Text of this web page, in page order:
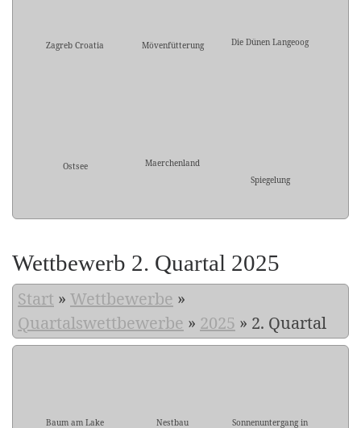
Zagreb Croatia Mövenfütterung Die Dünen Langeoog
Ostsee
Maerchenland
Spiegelung
Wettbewerb 2. Quartal 2025
Start » Wettbewerbe »
Quartalswettbewerbe » 2025 » 2. Quartal
Baum am Lake Nestbau Sonnenuntergang in